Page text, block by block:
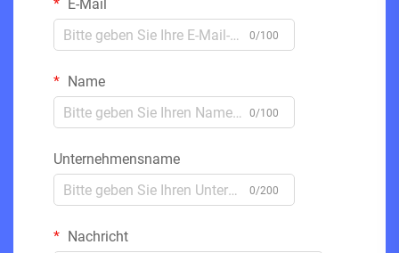
E-Mail
0/100
Name
0/100
Unternehmensname
0/200
Nachricht